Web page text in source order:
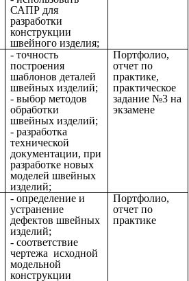
САПР для
разработки
конструкции
швейного изделия;
- точность
построения
шаблонов деталей
швейных изделий;
- выбор методов
обработки
швейных изделий;
- разработка
технической
документации, при
разработке новых
моделей швейных
изделий;
Портфолио,
отчет по
практике,
практическое
задание №3 на
экзамене
- определение и
устранение
дефектов швейных
изделий;
- соответствие
чертежа исходной
модельной
конструкции
Портфолио,
отчет по
практике